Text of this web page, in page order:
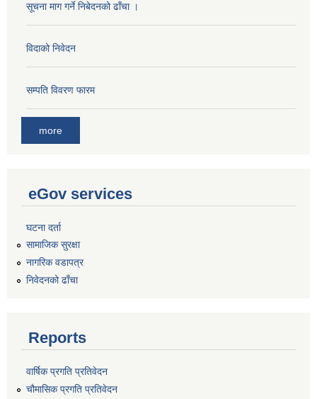
सूचना माग गर्ने निबेदनको ढाँचा ।
विदाको निवेदन
सम्पति विवरण फारम
more
eGov services
घटना दर्ता
सामाजिक सुरक्षा
नागरिक वडापत्र
निवेदनको ढाँचा
Reports
वार्षिक प्रगति प्रतिवेदन
चौमासिक प्रगति प्रतिवेदन